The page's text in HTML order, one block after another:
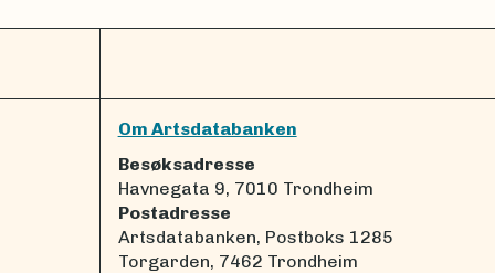
Om Artsdatabanken
Besøksadresse
Havnegata 9, 7010 Trondheim
Postadresse
Artsdatabanken, Postboks 1285
Torgarden, 7462 Trondheim